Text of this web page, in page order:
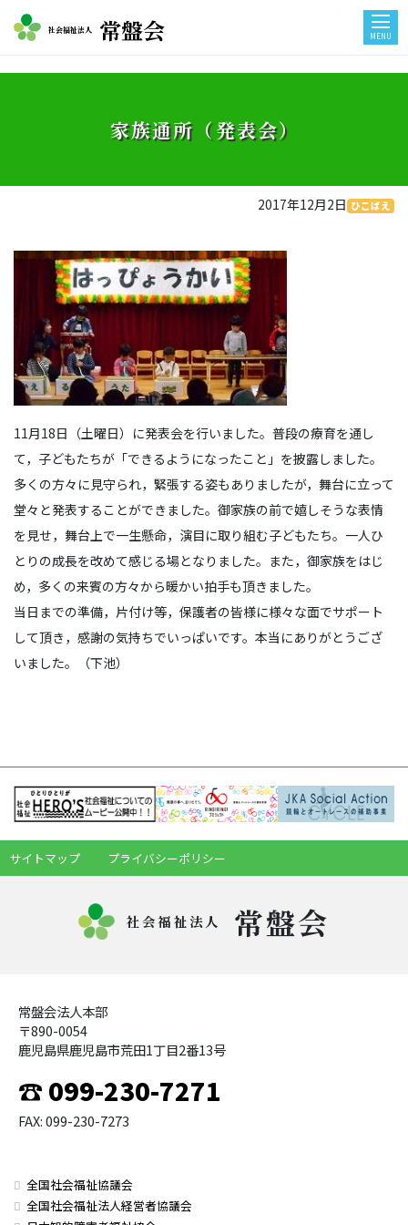
社会福祉法人 常盤会 MENU
家族通所（発表会）
2017年12月2日 ひこばえ
11月18日（土曜日）に発表会を行いました。普段の療育を通し
て，子どもたちが「できるようになったこと」を披露しました。
多くの方々に見守られ，緊張する姿もありましたが，舞台に立って
堂々と発表することができました。御家族の前で嬉しそうな表情
を見せ，舞台上で一生懸命，演目に取り組む子どもたち。一人ひ
とりの成長を改めて感じる場となりました。また，御家族をはじ
め，多くの来賓の方々から暖かい拍手も頂きました。
当日までの準備，片付け等，保護者の皆様に様々な面でサポート
して頂き，感謝の気持ちでいっぱいです。本当にありがとうござ
いました。（下池）
サイトマップ プライバシーポリシー
社会福祉法人 常盤会
常盤会法人本部
〒890-0054
鹿児島県鹿児島市荒田1丁目2番13号
☎ 099-230-7271
FAX: 099-230-7273
全国社会福祉協議会
全国社会福祉法人経営者協議会